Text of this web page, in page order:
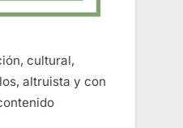
cultural,
altruista y con